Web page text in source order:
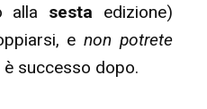
alla sesta edizione)
e non potrete
è successo dopo.